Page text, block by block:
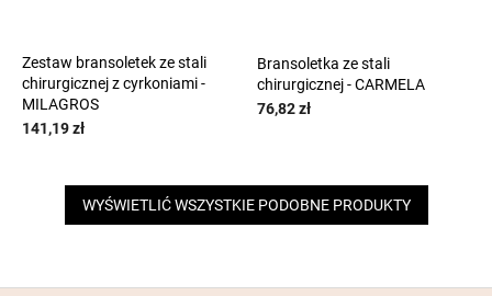
Zestaw bransoletek ze stali
chirurgicznej z cyrkoniami -
MILAGROS
141,19 zł
Bransoletka ze stali
chirurgicznej - CARMELA
76,82 zł
WYŚWIETLIĆ WSZYSTKIE PODOBNE PRODUKTY